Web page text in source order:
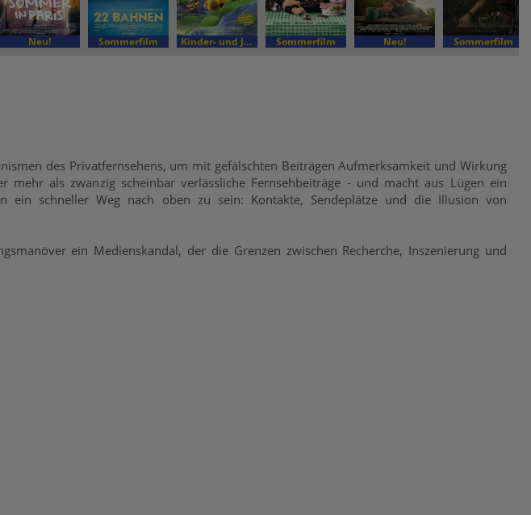
Neu! Sommerfilm Kinder- und Jugendfilm Sommerfilm Neu! Sommerfilm
des Privatfernsehens, um mit gefälschten Beiträgen Aufmerksamkeit und Wirkung
mehr als zwanzig scheinbar verlässliche Fernsehbeiträge - und macht aus Lügen ein
ein schneller Weg nach oben zu sein: Kontakte, Sendeplätze und die Illusion von
ein Medienskandal, der die Grenzen zwischen Recherche, Inszenierung und